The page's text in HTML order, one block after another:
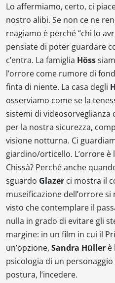
Lo affermiamo, certo, ci
nostro alibi. Se non ce ne
reagiamo è perché “chi lo
pensiate di poter guardare
c’entra. La famiglia Höss
l’orrore come rumore di
finta di niente. La casa degli
osserviamo come se la
sistemi di videosorveglianza
per la nostra sicurezza,
visione notturna. Ci
giardino/orticello. L’orrore è
Chissà? Perché anche
sguardo Glazer ci mostra il
museificazione dell’orrore
visto che contemplare il
nulla in grado di evitare gli
margine: in un film in cui il
un’opzione, Sandra Hüller è
psicologia di un
postura, l’incedere.